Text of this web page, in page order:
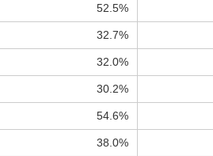
52.5%
32.7%
32.0%
30.2%
54.6%
38.0%